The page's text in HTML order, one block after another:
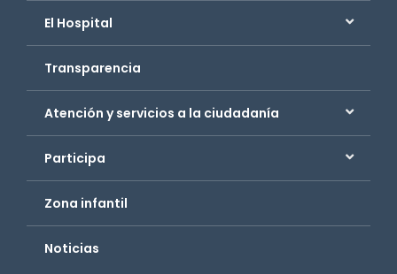
El Hospital
Transparencia
Atención y servicios a la ciudadanía
Participa
Zona infantil
Noticias